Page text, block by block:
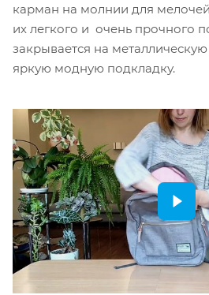
карман на молнии для
их легкого и очень прочного
закрывается на
яркую модную подкладку.